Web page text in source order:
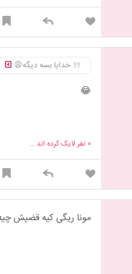
خدایا بسه دیگه😩
😂
0 نفر لایک کرده اند ...
مونا ریگی کیه قضیش